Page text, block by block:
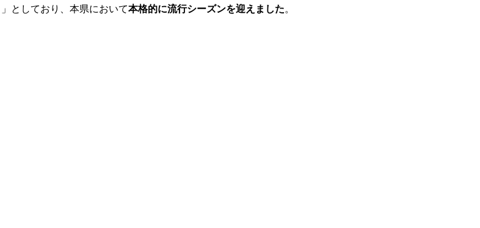
」としており、本県において本格的に流行シーズンを迎えました。